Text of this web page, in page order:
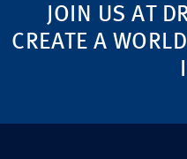
JOIN US AT
CREATE A